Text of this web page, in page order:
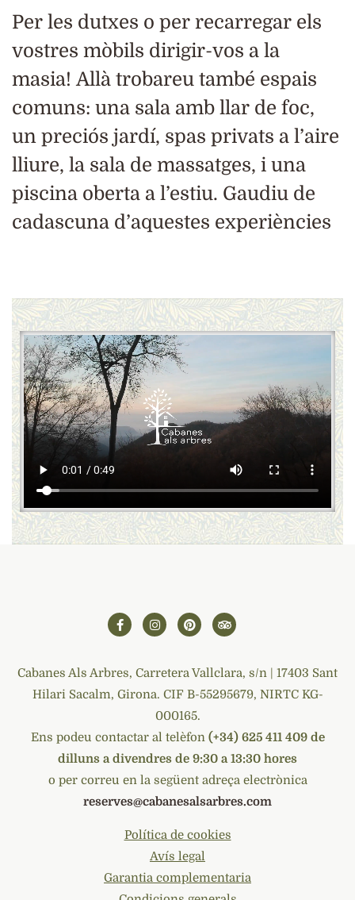
Per les dutxes o per recarregar els
vostres mòbils dirigir-vos a la
masia! Allà trobareu també espais
comuns: una sala amb llar de foc,
un preciós jardí, spas privats a l’aire
lliure, la sala de massatges, i una
piscina oberta a l’estiu. Gaudiu de
cadascuna d’aquestes experiències
Cabanes Als Arbres, Carretera Vallclara, s/n | 17403 Sant
Hilari Sacalm, Girona. CIF B-55295679, NIRTC KG-
000165.
Ens podeu contactar al telèfon (+34) 625 411 409 de
dilluns a divendres de 9:30 a 13:30 hores
o per correu en la següent adreça electrònica
reserves@cabanesalsarbres.com
Política de cookies
Avís legal
Garantia complementaria